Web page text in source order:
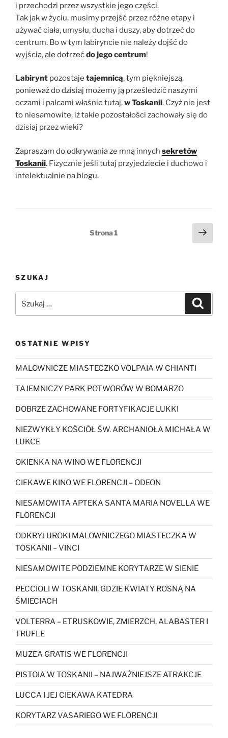
i przechodzi przez wszystkie jego części.
Tak jak w życiu, musimy przejść przez różne etapy i
używać ciała, umysłu, ducha i duszy, aby dotrzeć do
centrum. Bo w tym labiryncie nie należy dojść do
wyjścia, ale dotrzećdo jego centrum!
Labirynt pozostaje tajemnicą, tym piękniejszą,
ponieważ do dzisiaj ​​możemy ją prześledzić naszymi
oczami i palcami właśnie tutaj,w Toskanii. Czyż nie jest
to niesamowite, iż takie pozostałości zachowały się do
dzisiaj przez wieki?
Zapraszam do odkrywania ze mną innych sekretów
Toskanii. Fizycznie jeśli tutaj przyjedziecie i duchowo i
intelektualnie na blogu.
Strona1
SZUKAJ
OSTATNIE WPISY
MALOWNICZE MIASTECZKO VOLPAIA W CHIANTI
TAJEMNICZY PARK POTWORÓW W BOMARZO
DOBRZE ZACHOWANE FORTYFIKACJE LUKKI
NIEZWYKŁY KOŚCIÓŁ ŚW. ARCHANIOŁA MICHAŁA W
LUKCE
OKIENKA NA WINO WE FLORENCJI
CIEKAWE KINO WE FLORENCJI – ODEON
NIESAMOWITA APTEKA SANTA MARIA NOVELLA WE
FLORENCJI
ODKRYJ UROKI MALOWNICZEGO MIASTECZKA W
TOSKANII – VINCI
NIESAMOWITE PODZIEMNE KORYTARZE W SIENIE
PECCIOLI W TOSKANII, GDZIE KWIATY ROSNĄ NA
ŚMIECIACH
VOLTERRA – ETRUSKOWIE, ZMIERZCH, ALABASTER I
TRUFLE
MUZEA GRATIS WE FLORENCJI
PISTOIA W TOSKANII – NAJWAŻNIEJSZE ATRAKCJE
LUCCA I JEJ CIEKAWA KATEDRA
KORYTARZ VASARIEGO WE FLORENCJI